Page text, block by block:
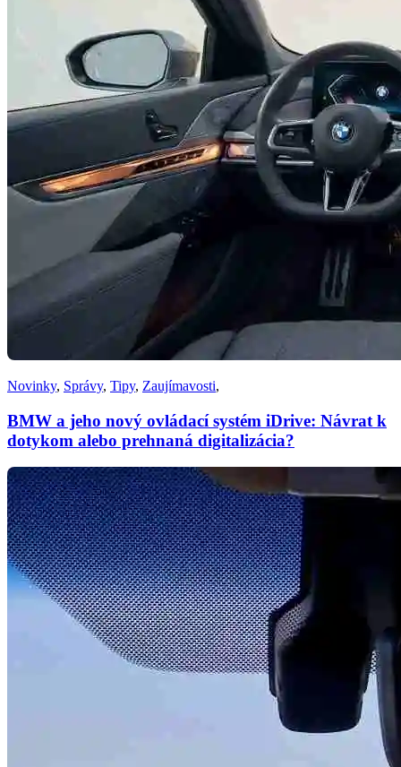
Novinky, Správy, Tipy, Zaujímavosti,
BMW a jeho nový ovládací systém iDrive: Návrat k
dotykom alebo prehnaná digitalizácia?